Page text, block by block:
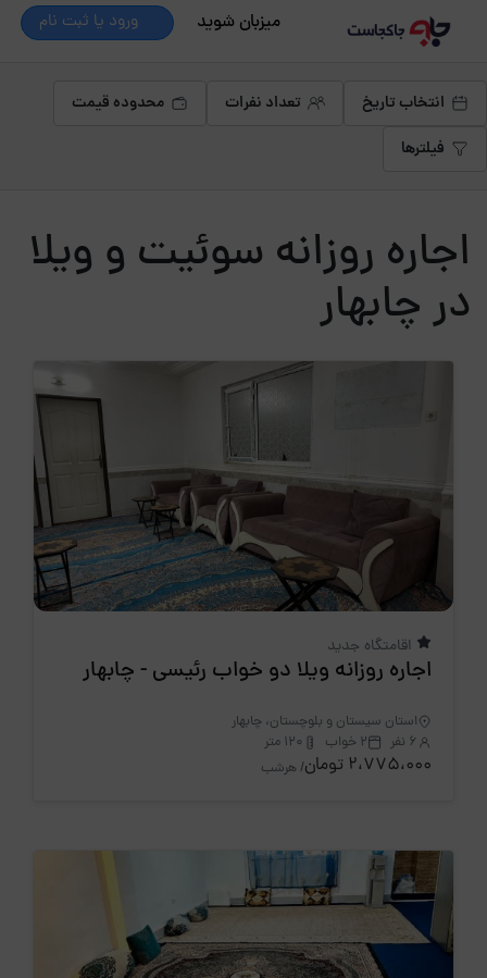
میزبان شوید ورود یا ثبت نام
انتخاب تاریخ تعداد نفرات
محدوده قیمت
فیلترها
اجاره روزانه سوئیت و ویلا
در چابهار
اقامتگاه جدید
اجاره روزانه ویلا دو خواب رئیسی - چابهار
استان سیستان و بلوچستان، چابهار
6 نفر
2 خواب 120 متر
2،775،000 تومان / هرشب